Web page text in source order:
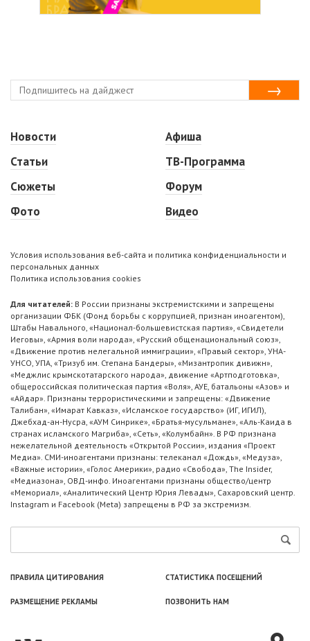
Новости
Статьи
Сюжеты
Фото
Афиша
ТВ-Программа
Форум
Видео
Условия использования веб-сайта и политика конфиденциальности и
персональных данных
Политика использования cookies
Для читателей: В России признаны экстремистскими и запрещены
организации ФБК (Фонд борьбы с коррупцией, признан иноагентом),
Штабы Навального, «Национал-большевистская партия», «Свидетели
Иеговы», «Армия воли народа», «Русский общенациональный союз»,
«Движение против нелегальной иммиграции», «Правый сектор», УНА-
УНСО, УПА, «Тризуб им. Степана Бандеры», «Мизантропик дивижн»,
«Меджлис крымскотатарского народа», движение «Артподготовка»,
общероссийская политическая партия «Воля», АУЕ, батальоны «Азов» и
«Айдар». Признаны террористическими и запрещены: «Движение
Талибан», «Имарат Кавказ», «Исламское государство» (ИГ, ИГИЛ),
Джебхад-ан-Нусра, «АУМ Синрике», «Братья-мусульмане», «Аль-Каида в
странах исламского Магриба», «Сеть», «Колумбайн». В РФ признана
нежелательной деятельность «Открытой России», издания «Проект
Медиа». СМИ-иноагентами признаны: телеканал «Дождь», «Медуза»,
«Важные истории», «Голос Америки», радио «Свобода», The Insider,
«Медиазона», ОВД-инфо. Иноагентами признаны общество/центр
«Мемориал», «Аналитический Центр Юрия Левады», Сахаровский центр.
Instagram и Facebook (Metа) запрещены в РФ за экстремизм.
ПРАВИЛА ЦИТИРОВАНИЯ СТАТИСТИКА ПОСЕЩЕНИЙ
РАЗМЕЩЕНИЕ РЕКЛАМЫ ПОЗВОНИТЬ НАМ